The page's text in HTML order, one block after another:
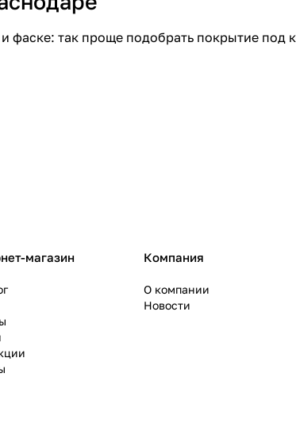
фаске: так проще подобрать покрытие
магазин Компания
О компании
Новости